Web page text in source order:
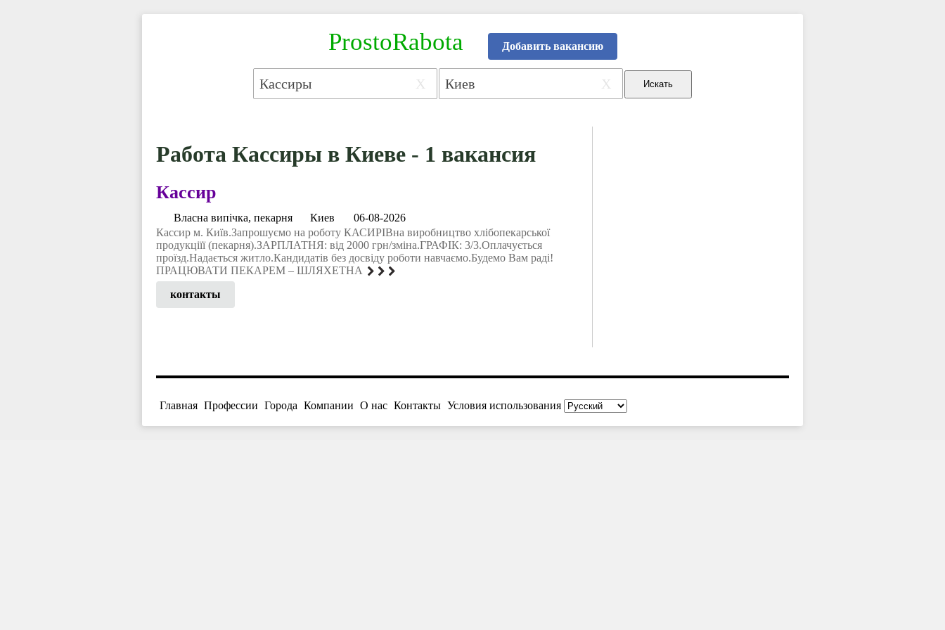
ProstoRabota Добавить вакансию
X X
Работа Кассиры в Киеве - 1 вакансия
Кассир
Власна випічка, пекарня Киев
06-08-2026
Кассир м. Київ.Запрошуємо на роботу КАСИРІВна виробництво хлібопекарської
продукціїї (пекарня).ЗАРПЛАТНЯ: від 2000 грн/зміна.ГРАФІК: 3/3.Оплачується
проїзд.Надається житло.Кандидатів без досвіду роботи навчаємо.Будемо Вам раді!
ПРАЦЮВАТИ ПЕКАРЕМ – ШЛЯХЕТНА
контакты
Главная Профессии Города Компании О нас Контакты Условия использования